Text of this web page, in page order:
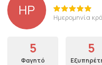
HP Ημερομηνία
5
Φαγητό
5